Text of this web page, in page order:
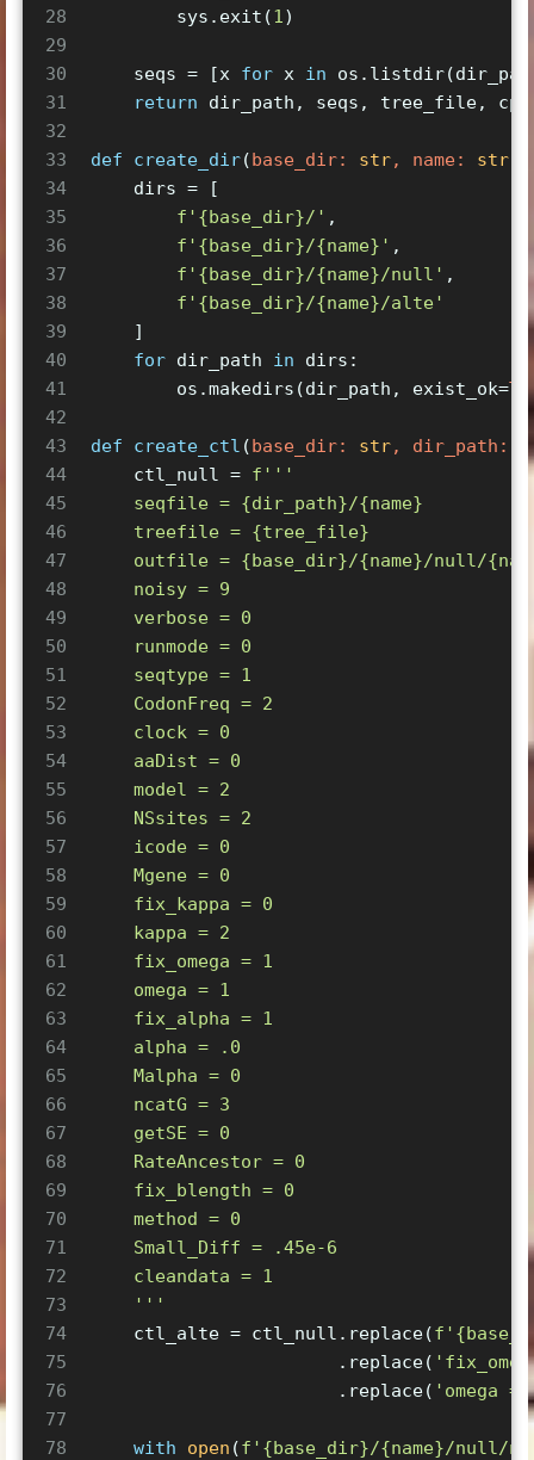
28
29
30
31
32
33
34
35
36
37
38
39
40
41
42
43
44
45
46
47
48
49
50
51
52
53
54
55
56
57
58
59
60
61
62
63
64
65
66
67
68
69
70
71
72
73
74
75
76
77
78
        sys.exit(
1)
    seqs = [x
for x in
return dir_path, seqs, tree_file,
def create_dir(base_dir: str, name: str
    dirs = [
f' {base_dir}/' ,
f' {base_dir}/{name} ' ,
f' {base_dir}/{name}/null' ,
f' {base_dir}/{name}/alte'
    ]
for dir_path in dirs:
        os.makedirs(dir_path, exist_ok=
def create_ctl (base_dir: str, dir_path:
    ctl_null =
f'''
    seqfile =
{dir_path}/{name}
    treefile =
{tree_file}
    outfile =
{base_dir}/{name}/null/
    noisy = 9
    verbose = 0
    runmode = 0
    seqtype = 1
    CodonFreq = 2
    clock = 0
    aaDist = 0
    model = 2
    NSsites = 2
    icode = 0
    Mgene = 0
    fix_kappa = 0
    kappa = 2
    fix_omega = 1
    omega = 1
    fix_alpha = 1
    alpha = .0
    Malpha = 0
    ncatG = 3
    getSE = 0
    RateAncestor = 0
    fix_blength = 0
    method = 0
    Small_Diff = .45e-6
    cleandata = 1
    '''
    ctl_alte = ctl_null.replace(
f'
                       .replace(
                       .replace(
'omega =
with open (f' {base_dir}/{name}/null/